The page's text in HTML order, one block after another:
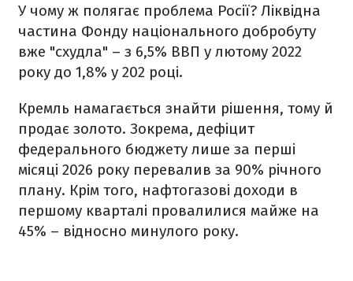
У чому ж полягає проблема Росії? Ліквідна
частина Фонду національного добробуту
вже "схудла" – з 6,5% ВВП у лютому 2022
року до 1,8% у 202 році.
Кремль намагається знайти рішення, тому й
продає золото. Зокрема, дефіцит
федерального бюджету лише за перші
місяці 2026 року перевалив за 90% річного
плану. Крім того, нафтогазові доходи в
першому кварталі провалилися майже на
45% – відносно минулого року.